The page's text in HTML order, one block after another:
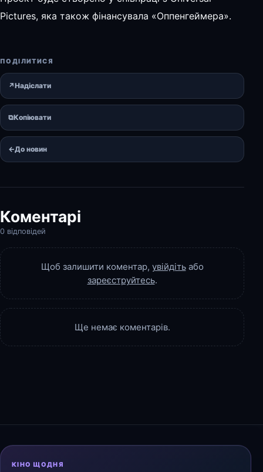
Pictures, яка також фінансувала «Оппенгеймера».
ПОДІЛИТИСЯ
↗Надіслати
⧉Копіювати
←До новин
Коментарі
0 відповідей
Щоб залишити коментар, увійдітьабо
зареєструйтесь.
Ще немає коментарів.
КІНО ЩОДНЯ